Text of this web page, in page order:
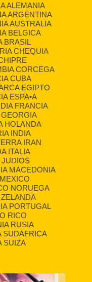
ALEMANIA
ARGENTINA
AUSTRALIA
BELGICA
BRASIL
CHEQUIA
CORCEGA
CUBA
EGIPTO
ESPA•A
FRANCIA
HOLANDA
INDIA
IRAN
ITALIA
MACEDONIA
NORUEGA
PORTUGAL
RICO
RUSIA
SUDAFRICA
SUIZA